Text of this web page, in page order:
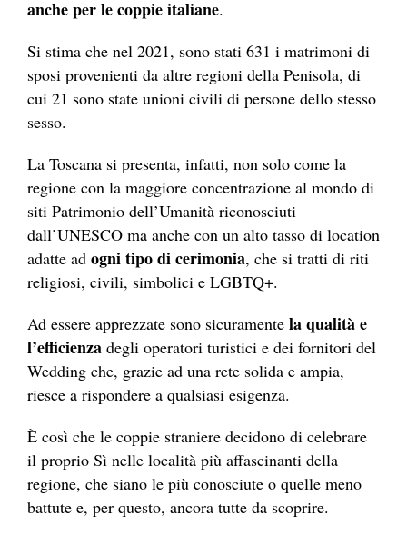
anche per le coppie italiane.
Si stima che nel 2021, sono stati 631 i matrimoni di
sposi provenienti da altre regioni della Penisola, di
cui 21 sono state unioni civili di persone dello stesso
sesso.
La Toscana si presenta, infatti, non solo come la
regione con la maggiore concentrazione al mondo di
siti Patrimonio dell’Umanità riconosciuti
dall’UNESCO ma anche con un alto tasso di location
adatte ad ogni tipo di cerimonia, che si tratti di riti
religiosi, civili, simbolici e LGBTQ+.
Ad essere apprezzate sono sicuramente la qualità e
l’efficienza degli operatori turistici e dei fornitori del
Wedding che, grazie ad una rete solida e ampia,
riesce a rispondere a qualsiasi esigenza.
È così che le coppie straniere decidono di celebrare
il proprio Sì nelle località più affascinanti della
regione, che siano le più conosciute o quelle meno
battute e, per questo, ancora tutte da scoprire.